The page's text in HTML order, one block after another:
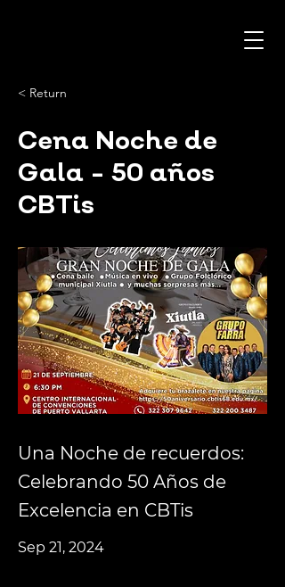
< Return
Cena Noche de
Gala - 50 años
CBTis
Una Noche de recuerdos:
Celebrando 50 Años de
Excelencia en CBTis
Sep 21, 2024